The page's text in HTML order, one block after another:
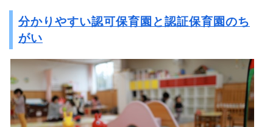
分かりやすい認可保育園と認証保育園のち
がい